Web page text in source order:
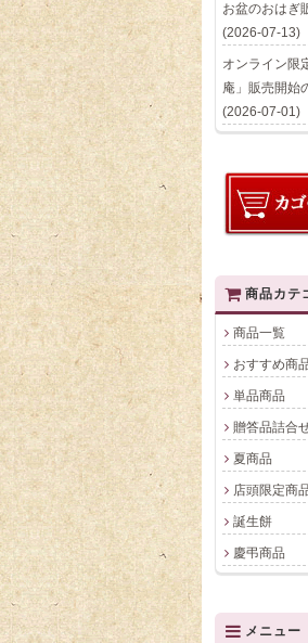
お盆のおはぎ
(2026-07-13)
オンライン限
庵」販売開始
(2026-07-01)
商品カテ
商品一覧
おすすめ商
単品商品
贈答品詰合
夏商品
店頭限定商
誕生餅
慶弔商品
メニュー